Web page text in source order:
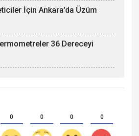
İçin Ankara’da Üzüm
36 Dereceyi
0 0 0 0